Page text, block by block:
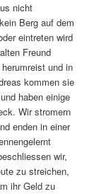
nicht
Berg auf dem
eintreten wird
Freund
und in
kommen sie
haben einige
Wir stromern
enden in einer
wir,
zu streichen,
ihr Geld zu